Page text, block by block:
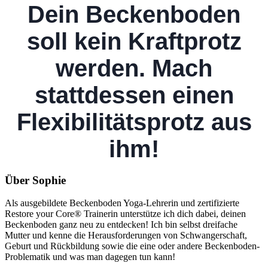
Dein Beckenboden
soll kein Kraftprotz
werden. Mach
stattdessen einen
Flexibilitätsprotz aus
ihm!
Über Sophie
Als ausgebildete Beckenboden Yoga-Lehrerin und zertifizierte
Restore your Core® Trainerin unterstütze ich dich dabei, deinen
Beckenboden ganz neu zu entdecken! Ich bin selbst dreifache
Mutter und kenne die Herausforderungen von Schwangerschaft,
Geburt und Rückbildung sowie die eine oder andere Beckenboden-
Problematik und was man dagegen tun kann!